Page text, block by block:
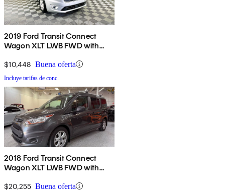
2019 Ford Transit Connect
Wagon XLT LWB FWD with
$10,448 Buena oferta
Incluye tarifas de conc.
2018 Ford Transit Connect
Wagon XLT LWB FWD with
$20,255 Buena oferta